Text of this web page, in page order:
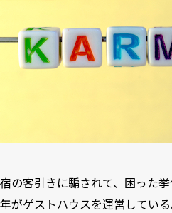
宿の客引きに騙されて、困った
年がゲストハウスを運営してい